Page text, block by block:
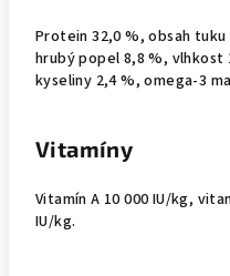
Protein 32,0 %, obsah
hrubý popel 8,8 %, vlhkost
kyseliny 2,4 %, omega-3
Vitamíny
Vitamín A 10 000 IU/kg,
IU/kg.